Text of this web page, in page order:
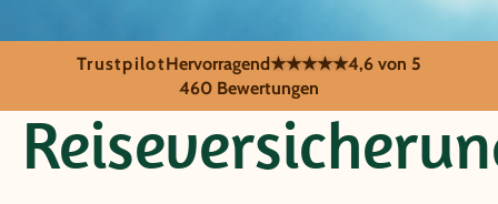
Reiseversicherung
TrustpilotHervorragend★★★★★4,6 von 5
460 Bewertungen